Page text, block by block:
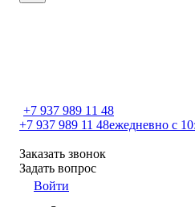
+7 937 989 11 48
+7 937 989 11 48ежедневно с
Заказать звонок
Задать вопрос
Войти